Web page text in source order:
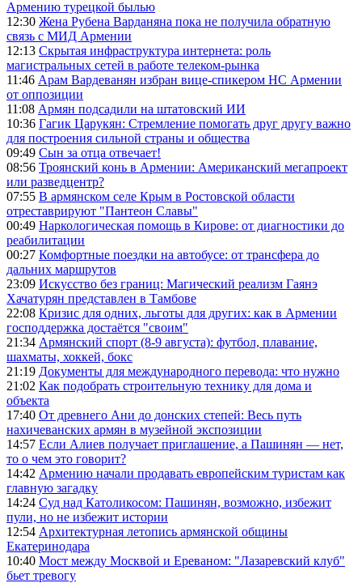
Армению турецкой былью
12:30 Жена Рубена Варданяна пока не получила обратную
связь с МИД Армении
12:13 Скрытая инфраструктура интернета: роль
магистральных сетей в работе телеком-рынка
11:46 Арам Вардеванян избран вице-спикером НС Армении
от оппозиции
11:08 Армян подсадили на штатовский ИИ
10:36 Гагик Царукян: Стремление помогать друг другу важно
для построения сильной страны и общества
09:49 Сын за отца отвечает!
08:56 Троянский конь в Армении: Американский мегапроект
или разведцентр?
07:55 В армянском селе Крым в Ростовской области
отреставрируют "Пантеон Славы"
00:49 Наркологическая помощь в Кирове: от диагностики до
реабилитации
00:27 Комфортные поездки на автобусе: от трансфера до
дальних маршрутов
23:09 Искусство без границ: Магический реализм Гаянэ
Хачатурян представлен в Тамбове
22:08 Кризис для одних, льготы для других: как в Армении
господдержка достаётся "своим"
21:34 Армянский спорт (8-9 августа): футбол, плавание,
шахматы, хоккей, бокс
21:19 Документы для международного перевода: что нужно
21:02 Как подобрать строительную технику для дома и
объекта
17:40 От древнего Ани до донских степей: Весь путь
нахичеванских армян в музейной экспозиции
14:57 Если Алиев получает приглашение, а Пашинян — нет,
то о чем это говорит?
14:42 Армению начали продавать европейским туристам как
главную загадку
14:24 Суд над Католикосом: Пашинян, возможно, избежит
пули, но не избежит истории
12:54 Архитектурная летопись армянской общины
Екатеринодара
10:40 Мост между Москвой и Ереваном: "Лазаревский клуб"
бьет тревогу